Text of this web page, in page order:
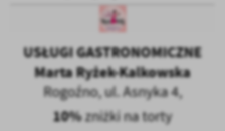
USŁUGI GASTRONOMICZNE
Marta Ryżek-Kalkowska
Rogoźno, ul. Asnyka 4,
10%zniżki na torty